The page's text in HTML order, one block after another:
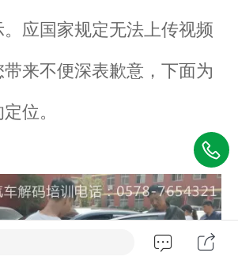
应国家规定无法上传视频
来不便深表歉意，下面为
位。